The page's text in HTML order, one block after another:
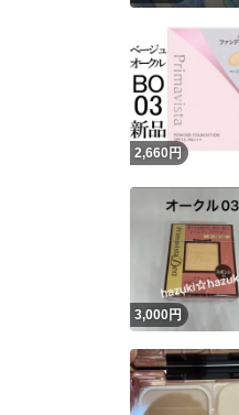
2,660円
3,000円